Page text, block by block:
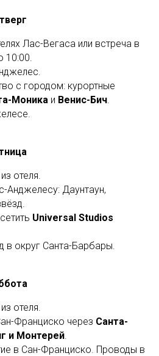
Лас-Вегаса или встреча в
10:00.
с городом: курортные
Моника и Венис-Бич.
отеля.
Анджелесу: Даунтаун,
Universal Studios
в округ Санта-Барбары.
отеля.
Франциско через Санта-
и Монтерей.
в Сан-Франциско. Проводы в